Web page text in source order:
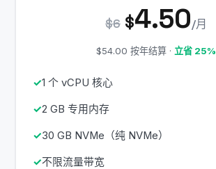
$6 $4.50/月
$54.00 按年结算 · 立省 25%
1 个 vCPU 核心
2 GB 专用内存
30 GB NVMe（纯 NVMe）
不限流量带宽